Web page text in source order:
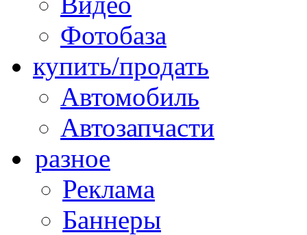
Фотобаза
купить/продать
Автомобиль
Автозапчасти
разное
Реклама
Баннеры